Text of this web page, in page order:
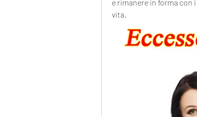
e rimanere in forma
vita.